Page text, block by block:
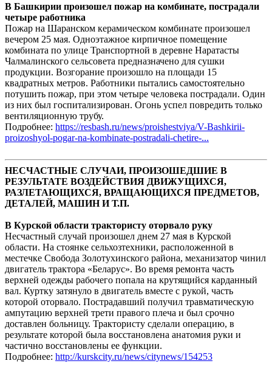
В Башкирии произошел пожар на комбинате, пострадали
четыре работника
Пожар на Шаранском керамическом комбинате произошел
вечером 25 мая. Одноэтажное кирпичное помещение
комбината по улице Транспортной в деревне Наратасты
Чалмалинского сельсовета предназначено для сушки
продукции. Возгорание произошло на площади 15
квадратных метров. Работники пытались самостоятельно
потушить пожар, при этом четыре человека пострадали. Один
из них был госпитализирован. Огонь успел повредить только
вентиляционную трубу.
Подробнее: https://resbash.ru/news/proishestviya/V-Bashkirii-
proizoshyol-pogar-na-kombinate-postradali-chetire-...
НЕСЧАСТНЫЕ СЛУЧАИ, ПРОИЗОШЕДШИЕ В
РЕЗУЛЬТАТЕ ВОЗДЕЙСТВИЯ ДВИЖУЩИХСЯ,
РАЗЛЕТАЮЩИХСЯ, ВРАЩАЮЩИХСЯ ПРЕДМЕТОВ,
ДЕТАЛЕЙ, МАШИН И Т.П.
В Курской области трактористу оторвало руку
Несчастный случай произошел днем 27 мая в Курской
области. На стоянке сельхозтехники, расположенной в
местечке Свобода Золотухинского района, механизатор чинил
двигатель трактора «Беларус». Во время ремонта часть
верхней одежды рабочего попала на крутящийся карданный
вал. Куртку затянуло в двигатель вместе с рукой, часть
которой оторвало. Пострадавший получил травматическую
ампутацию верхней трети правого плеча и был срочно
доставлен больницу. Трактористу сделали операцию, в
результате которой была восстановлена анатомия руки и
частично восстановлены ее функции.
Подробнее: http://kurskcity.ru/news/citynews/154253